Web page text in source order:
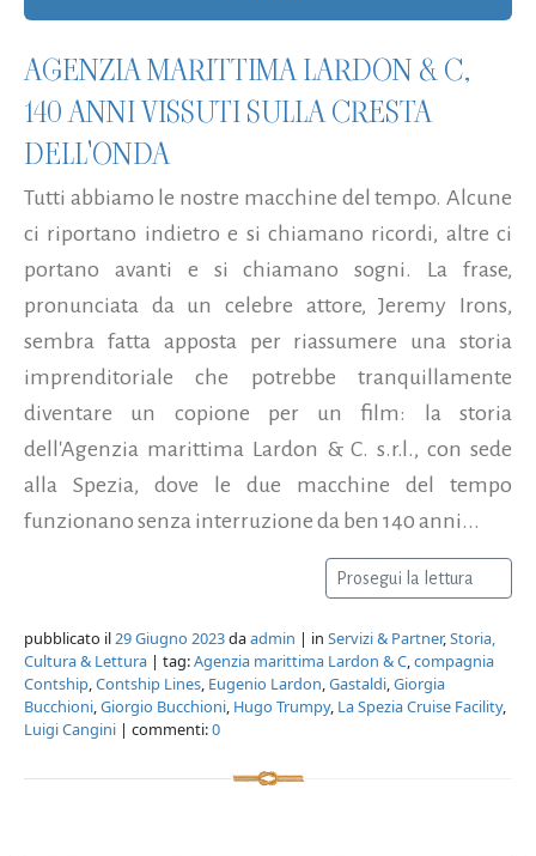
AGENZIA MARITTIMA LARDON & C,
140 ANNI VISSUTI SULLA CRESTA
DELL'ONDA
Tutti abbiamo le nostre macchine del tempo. Alcune
ci riportano indietro e si chiamano ricordi, altre ci
portano avanti e si chiamano sogni. La frase,
pronunciata da un celebre attore, Jeremy Irons,
sembra fatta apposta per riassumere una storia
imprenditoriale che potrebbe tranquillamente
diventare un copione per un film: la storia
dell'Agenzia marittima Lardon & C. s.r.l., con sede
alla Spezia, dove le due macchine del tempo
funzionano senza interruzione da ben 140 anni...
Prosegui la lettura
pubblicato il29 Giugno 2023daadmin | in Servizi & Partner,Storia,
Cultura & Lettura | tag:Agenzia marittima Lardon & C,compagnia
Contship,Contship Lines, Eugenio Lardon,Gastaldi,Giorgia
Bucchioni,Giorgio Bucchioni, Hugo Trumpy, La Spezia Cruise Facility,
Luigi Cangini | commenti:0